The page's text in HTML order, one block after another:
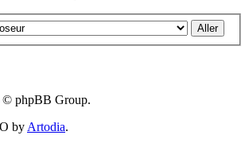
© phpBB Group.
by Artodia.